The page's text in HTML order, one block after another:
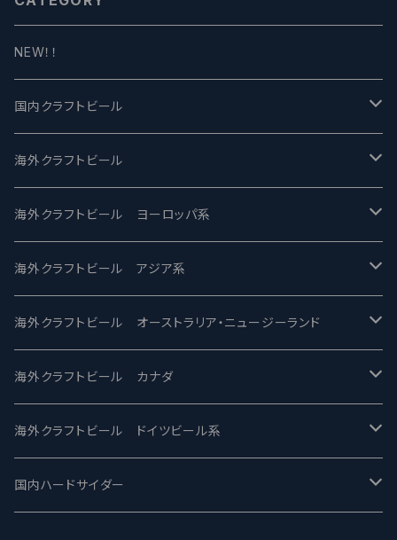
NEW！！
国内クラフトビール
UCHU BREWING -うちゅうブルーイング
バテレ -VERTERE
2nd Story Ale Works -セカンドストーリー
ビアへるん - Beer Hearn
忽布古丹醸造 - HOP KOTAN
ワイマーケットブルーイング Y.Market Brewing
志賀高原ビール - SIGAKOGEN
海外クラフトビール
Modern Times モダンタイムズ
Maui マウイ
Toppling Goliath トップリンゴライアス
Fair State フェアステイト
Lagunitas ラグニタス
FirestoneWalker ファイアストーン
海外クラフトビール ヨーロッパ系
UnBarred -アンバード
SAIREN /サイレン
ワイルドチャイルド - Wilde Child
BrewDog Brewery - ブリュードッグ
The Flying Inn / ザ フライイング イン
海外クラフトビール アジア系
gweilo-鬼佬 グウァイロ
Heart Of Darkness - ハートオブダークネス
Carbon brews -カーボン
TAIHU - タイフー
海外クラフトビール オーストラリア・ニュージーランド
ROCKY RIDGE - ロッキーリッジ
BODRIGGY BREWING ボッドリッジー
CO-CONSPIRATORS コ・コンスピレーターズ
海外クラフトビール カナダ
Jackie O's ジャッキーオーズ
Westbrook ウェストブルック
海外クラフトビール ドイツビール系
Karmeliten カーメリテン
国内ハードサイダー